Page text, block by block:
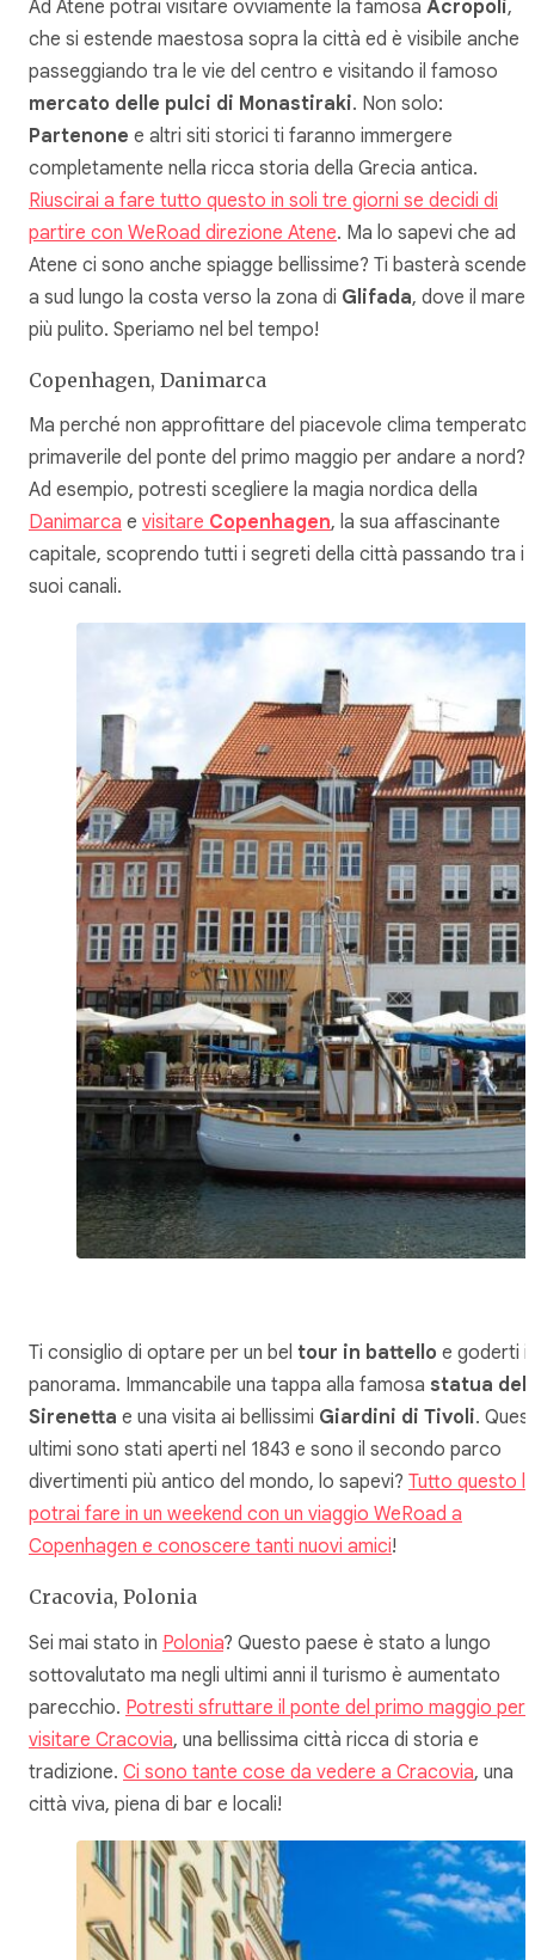
Ad Atene potrai visitare ovviamente la famosa Acropoli,
che si estende maestosa sopra la città ed è visibile anche
passeggiando tra le vie del centro e visitando il famoso
mercato delle pulci di Monastiraki. Non solo:
Partenone e altri siti storici ti faranno immergere
completamente nella ricca storia della Grecia antica.
Riuscirai a fare tutto questo in soli tre giorni se decidi di
partire con WeRoad direzione Atene. Ma lo sapevi che ad
Atene ci sono anche spiagge bellissime? Ti basterà
a sud lungo la costa verso la zona di Glifada, dove il mare
più pulito. Speriamo nel bel tempo!
Copenhagen, Danimarca
Ma perché non approfittare del piacevole clima temperato
primaverile del ponte del primo maggio per andare a nord?
Ad esempio, potresti scegliere la magia nordica della
Danimarca e visitare Copenhagen, la sua affascinante
capitale, scoprendo tutti i segreti della città passando tra i
suoi canali.
Ti consiglio di optare per un bel tour in battello e goderti il
panorama. Immancabile una tappa alla famosa statua
Sirenetta e una visita ai bellissimi Giardini di Tivoli.
ultimi sono stati aperti nel 1843 e sono il secondo parco
divertimenti più antico del mondo, lo sapevi? Tutto questo
potrai fare in un weekend con un viaggio WeRoad a
Copenhagen e conoscere tanti nuovi amici!
Cracovia, Polonia
Sei mai stato in Polonia? Questo paese è stato a lungo
sottovalutato ma negli ultimi anni il turismo è aumentato
parecchio. Potresti sfruttare il ponte del primo maggio per
visitare Cracovia, una bellissima città ricca di storia e
tradizione. Ci sono tante cose da vedere a Cracovia, una
città viva, piena di bar e locali!